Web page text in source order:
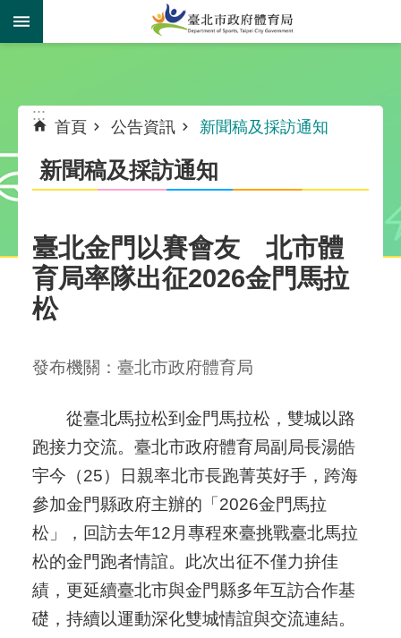
跳到主要內容區塊
:::
首頁 公告資訊 新聞稿及採訪通知
新聞稿及採訪通知
臺北金門以賽會友 北市體
育局率隊出征2026金門馬拉
松
發布機關：臺北市政府體育局
從臺北馬拉松到金門馬拉松，雙城以路
跑接力交流。臺北市政府體育局副局長湯皓
宇今（25）日親率北市長跑菁英好手，跨海
參加金門縣政府主辦的「2026金門馬拉
松」，回訪去年12月專程來臺挑戰臺北馬拉
松的金門跑者情誼。此次出征不僅力拚佳
績，更延續臺北市與金門縣多年互訪合作基
礎，持續以運動深化雙城情誼與交流連結。